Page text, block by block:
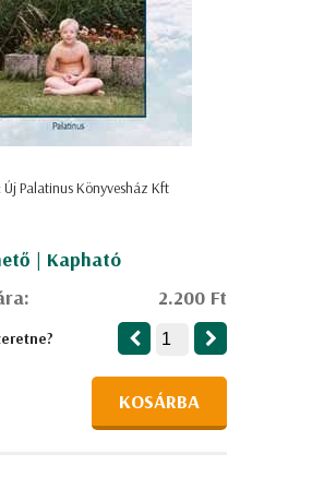
Palatinus Könyvesház Kft
| Kapható
2.200 Ft
KOSÁRBA